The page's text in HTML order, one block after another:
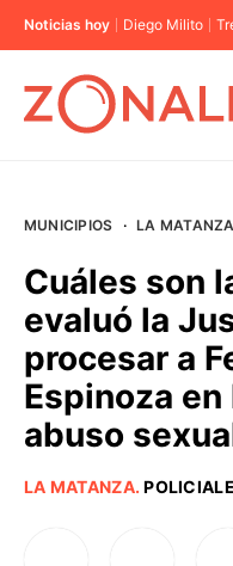
Noticias hoy Diego Milito
BUENOS AIRES
PROVINCIAS
MUNICIPIOS · LA MATANZA
Cuáles son
evaluó la
procesar a
Espinoza
abuso
LA MATANZA.